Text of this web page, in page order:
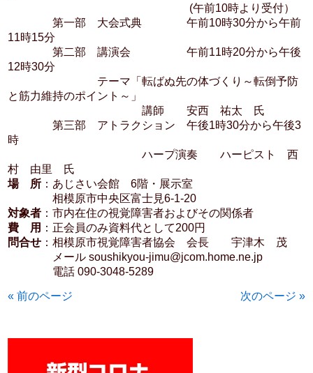
(午前10時より受付）
第一部 大会式典 午前10時30分から午前
11時15分
第二部 講演会 午前11時20分から午後
12時30分
テーマ「転ばぬ先の体づくり～転倒予防
と筋力維持のポイント～」
講師 安西 祐太 氏
第三部 アトラクション 午後1時30分から午後3
時
ハープ演奏 ハーピスト 西
村 由里 氏
場 所 ：あじさい会館 6階・展示室
相模原市中央区富士見6-1-20
対象者 ：市内在住の視覚障害者およびその関係者
費 用 ：正会員のみ資料代として200円
問合せ ：相模原市視覚障害者協会 会長 宇津木 茂
メール soushikyou-jimu@jcom.home.ne.jp
電話 090-3048-5289
« 前のページ 次のページ »